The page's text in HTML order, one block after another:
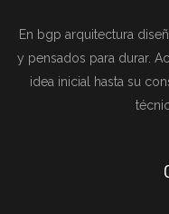
En bgp arquitectura
y pensados para durar.
idea inicial hasta su